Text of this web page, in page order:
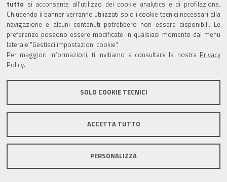
tutto si acconsente all’utilizzo dei cookie analytics e di profilazione.
Chiudendo il banner verranno utilizzati solo i cookie tecnici necessari alla
navigazione e alcuni contenuti potrebbero non essere disponibili. Le
preferenze possono essere modificate in qualsiasi momento dal menu
laterale "Gestisci impostazioni cookie".
Per maggiori informazioni, ti invitiamo a consultare la nostra
Privacy
Policy
SOLO COOKIE TECNICI
ACCETTA TUTTO
PERSONALIZZA